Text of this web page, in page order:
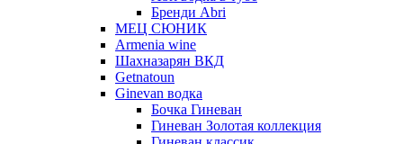
Бренди Abri
МЕЦ СЮНИК
Armenia wine
Шахназарян ВКД
Getnatoun
Ginevan водка
Бочка Гиневан
Гиневан Золотая коллекция